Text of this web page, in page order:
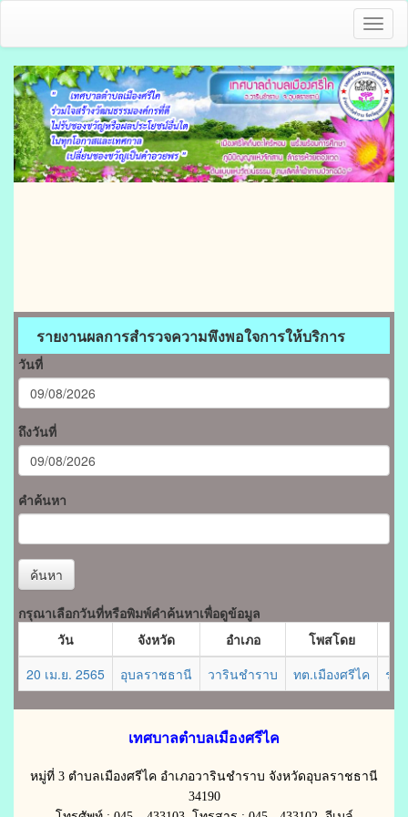
รายงานผลการสำรวจความพึงพอใจการให้บริการ
วันที่
ถึงวันที่
คำค้นหา
ค้นหา
กรุณาเลือกวันที่หรือพิมพ์คำค้นหาเพื่อดูข้อมูล
วัน
จังหวัด อำเภอ
โพสโดย
20 เม.ย. 2565
อุบลราชธานี วารินชำราบ ทต.เมืองศรีไค รา
เทศบาลตำบลเมืองศรีไค
หมู่ที่ 3 ตำบลเมืองศรีไค อำเภอวารินชำราบ จังหวัดอุบลราชธานี
34190